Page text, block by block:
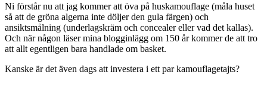
Ni förstår nu att jag kommer att öva på huskamouflage (måla huset
så att de gröna algerna inte döljer den gula färgen) och
ansiktsmålning (underlagskräm och concealer eller vad det kallas).
Och när någon läser mina blogginlägg om 150 år kommer de att tro
att allt egentligen bara handlade om basket.
Kanske är det även dags att investera i ett par kamouflagetajts?